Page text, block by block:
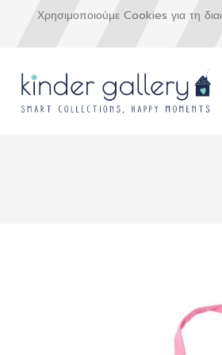
Χρησιμοποιούμε Cookies για τη